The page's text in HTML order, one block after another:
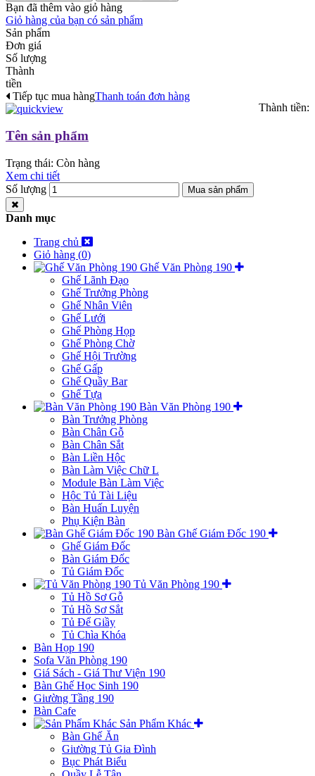
Bạn đã thêm vào giỏ hàng
Giỏ hàng của bạn có sản phẩm
Sản phẩm
Đơn giá
Số lượng
Thành
tiền
Tiếp tục mua hàng
Thành tiền:
Thanh toán đơn hàng
Tên sản phẩm
Trạng thái: Còn hàng
Xem chi tiết
Số lượng
Mua sản phẩm
Danh mục
Trang chủ
Giỏ hàng (0)
Ghế Văn Phòng 190
Ghế Lãnh Đạo
Ghế Trưởng Phòng
Ghế Nhân Viên
Ghế Lưới
Ghế Phòng Họp
Ghế Phòng Chờ
Ghế Hội Trường
Ghế Gấp
Ghế Quầy Bar
Ghế Tựa
Bàn Văn Phòng 190
Bàn Trưởng Phòng
Bàn Chân Gỗ
Bàn Chân Sắt
Bàn Liền Hộc
Bàn Làm Việc Chữ L
Module Bàn Làm Việc
Hộc Tủ Tài Liệu
Bàn Huấn Luyện
Phụ Kiện Bàn
Bàn Ghế Giám Đốc 190
Ghế Giám Đốc
Bàn Giám Đốc
Tủ Giám Đốc
Tủ Văn Phòng 190
Tủ Hồ Sơ Gỗ
Tủ Hồ Sơ Sắt
Tủ Để Giầy
Tủ Chìa Khóa
Bàn Họp 190
Sofa Văn Phòng 190
Giá Sách - Giá Thư Viện 190
Bàn Ghế Học Sinh 190
Giường Tầng 190
Bàn Cafe
Sản Phẩm Khác
Bàn Ghế Ăn
Giường Tủ Gia Đình
Bục Phát Biểu